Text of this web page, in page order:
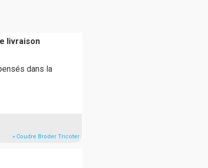
livraison
dans la
» Coudre Broder Tricoter